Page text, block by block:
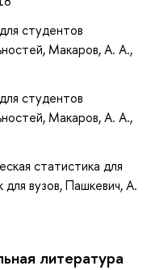
студентов
Макаров, А. А.,
студентов
Макаров, А. А.,
статистика для
вузов, Пашкевич, А.
литература